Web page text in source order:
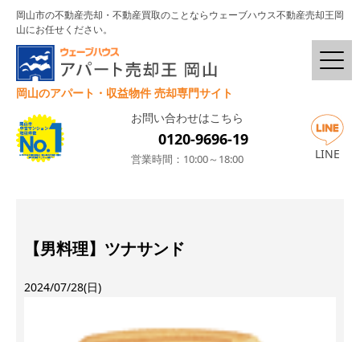
岡山市の不動産売却・不動産買取のことならウェーブハウス不動産売却王岡
山にお任せください。
岡山のアパート・収益物件 売却専門サイト
お問い合わせはこちら
0120-9696-19
営業時間：10:00～18:00 LINE
【男料理】ツナサンド
2024/07/28(日)